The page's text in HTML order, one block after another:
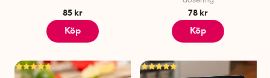
85 kr
Köp
78 kr
Köp